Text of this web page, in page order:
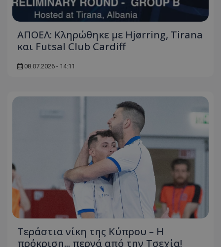
ΑΠΟΕΛ: Κληρώθηκε με Hjørring, Tirana
και Futsal Club Cardiff
08.07.2026 - 14:11
Τεράστια νίκη της Κύπρου – Η
πρόκριση... περνά από την Τσεχία!